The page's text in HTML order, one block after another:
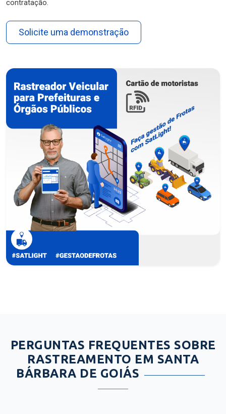
contratação.
Solicite uma demonstração
PERGUNTAS FREQUENTES SOBRE
RASTREAMENTO EM SANTA
BÁRBARA DE GOIÁS